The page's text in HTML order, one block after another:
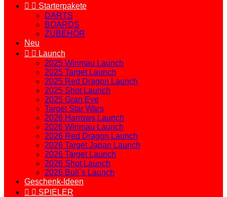
  Starterpakete
DARTS
BOARDS
ZUBEHÖR
Neu
  Launch
2025 Winmau Launch
2025 Target Launch
2025 Red Dragon Launch
2025 Shot Launch
2025 Gran Eye
Target Star Wars
2026 Harrows Launch
2026 Winmau Launch
2026 Red Dragon Launch
2026 Target Japan Launch
2026 Target Launch
2026 Shot Launch
2026 Bull`s Launch
Geschenk-Ideen
  SPIELER